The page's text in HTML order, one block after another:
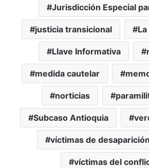
Jurisdicción Especial
justicia transicional
Llave Informativa
medida cautelar
norticias
Subcaso Antioquia
víctimas de
víctimas del